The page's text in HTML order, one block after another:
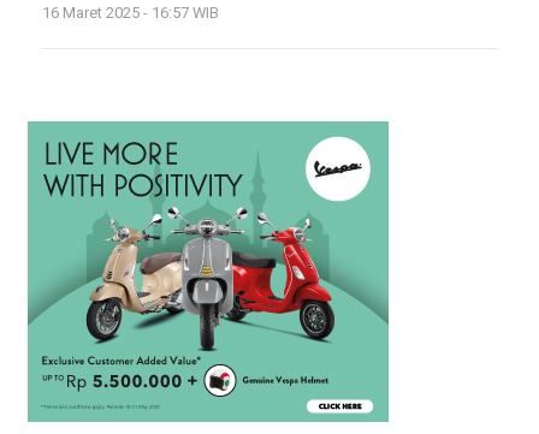
16 Maret 2025 - 16:57 WIB